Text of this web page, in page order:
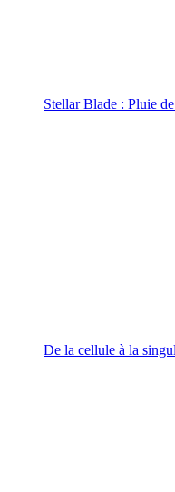
Stellar Blade : Pluie
De la cellule à la